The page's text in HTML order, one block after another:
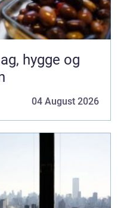
04 August 2026